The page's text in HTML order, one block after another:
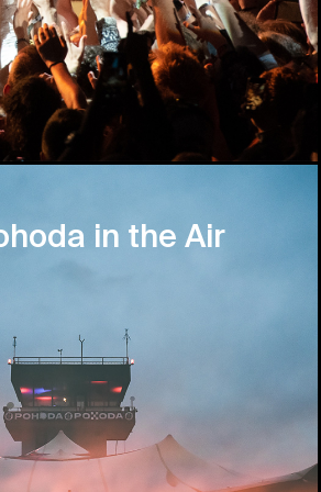
in the Air